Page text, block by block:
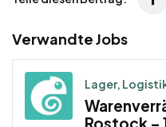
Verwandte Jobs
Lager,
Rostock –